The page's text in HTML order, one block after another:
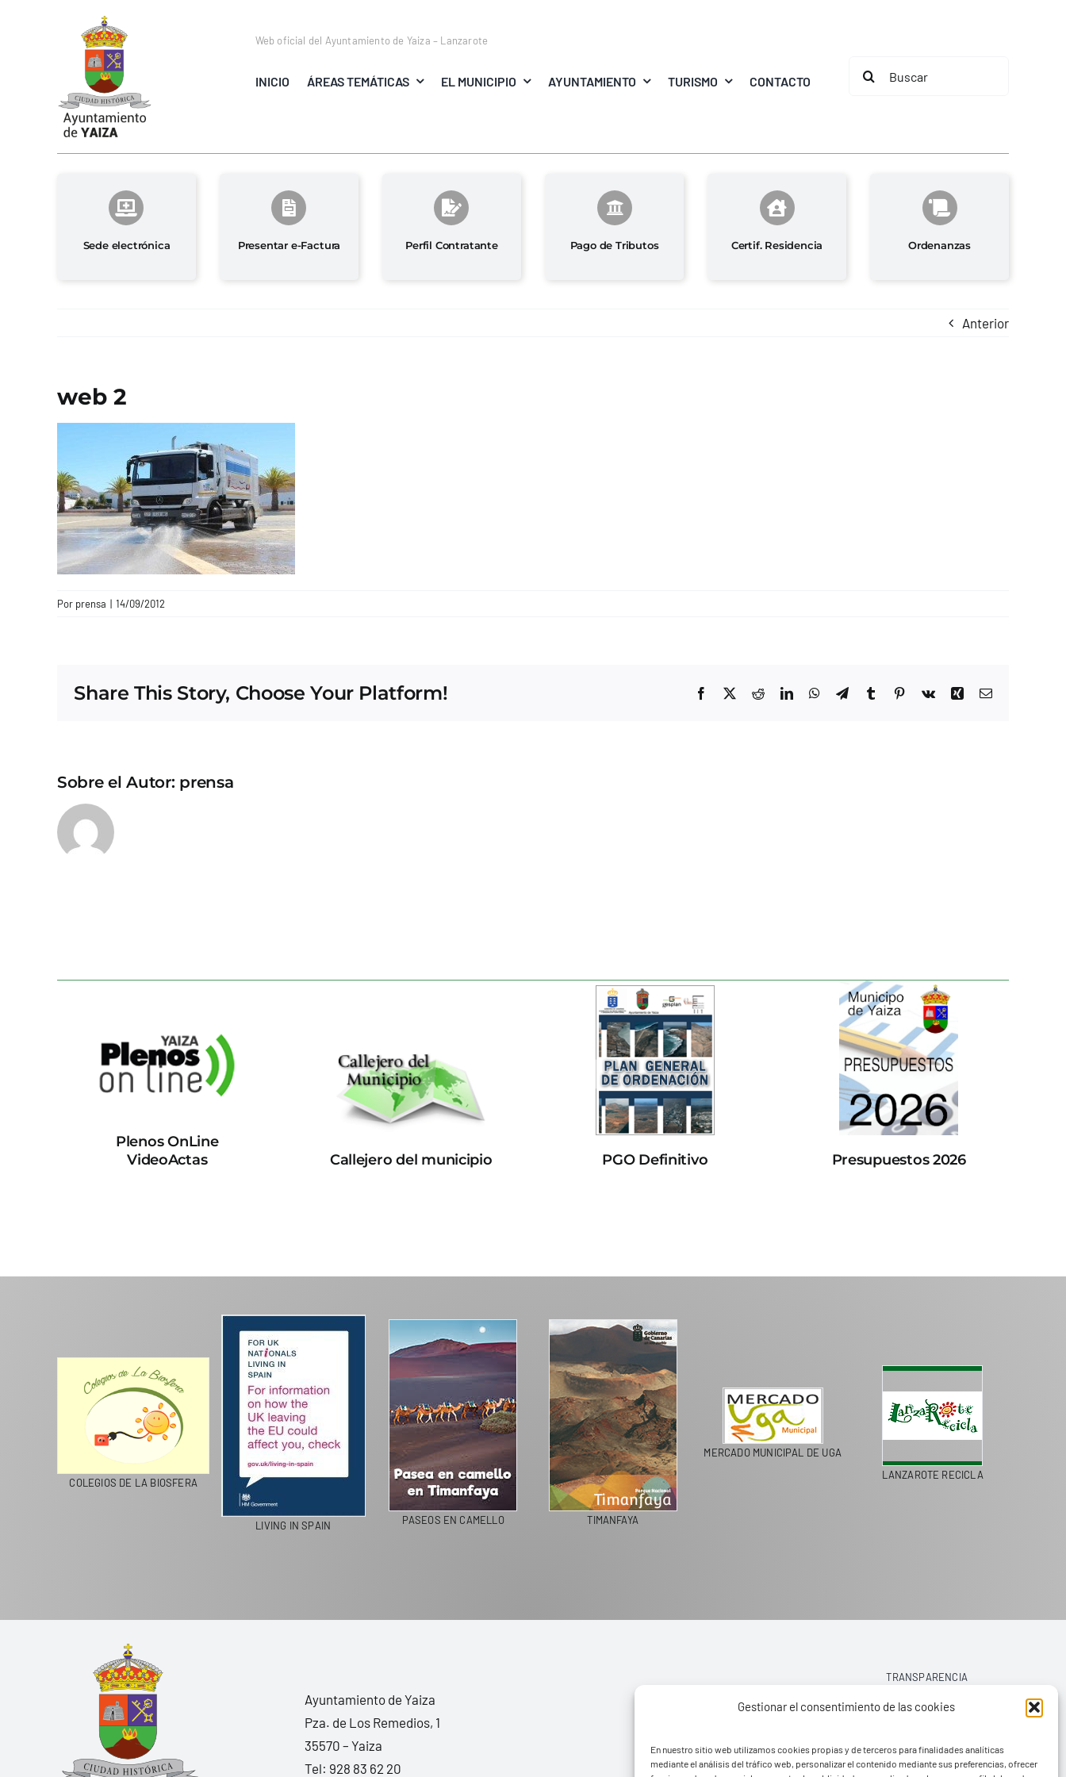
Gestionar el consentimiento de las cookies
En nuestro sitio web utilizamos cookies propias y de terceros para finalidades analíticas
mediante el análisis del tráfico web, personalizar el contenido mediante sus preferencias, ofrecer
Web oficial del Ayuntamiento de Yaiza – Lanzarote
INICIO ÁREAS TEMÁTICAS EL MUNICIPIO AYUNTAMIENTO TURISMO CONTACTO
Buscar:
Sede electrónica Presentar e-Factura Perfil Contratante Pago de Tributos Certif. Residencia Ordenanzas
Anterior
web 2
Por prensa | 14/09/2012
Share This Story, Choose Your Platform! Facebook
X RedditLinkedInWhatsApp
TelegramTumblrPinterest
Vk Xing Correo
Sobre el Autor: prensa
Plenos OnLine
VideoActas
Callejero del municipio PGO Definitivo Presupuestos 2026
COLEGIOS DE LA BIOSFERA
LIVING IN SPAIN PASEOS EN CAMELLO TIMANFAYA
MERCADO MUNICIPAL DE UGA
LANZAROTE RECICLA
Ayuntamiento de Yaiza
Pza. de Los Remedios, 1
35570 – Yaiza
Tel: 928 83 62 20
TRANSPARENCIA
AVISO LEGAL
POLÍTICA DE PRIVACIDAD